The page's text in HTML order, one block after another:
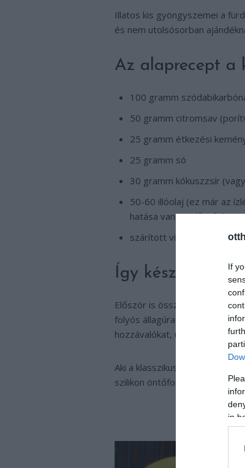
If
in
Illatos kis gyöngyszemei a
és nem utolsósorban
Az alaprecept a
100 gramm
50 gramm citromsav
25 gramm étkezési
25 gramm só
30 gramm kókuszzsír
50-60 illóolaj (ez már az
hatása van, mielőtt
szárított virágszirom,
Így készül:
Először is össze kell keverni
folyós állagúra kell
hozzávalókat, utána lehet az
Aki a klasszikus golyócskák
szilikon öntőformák.